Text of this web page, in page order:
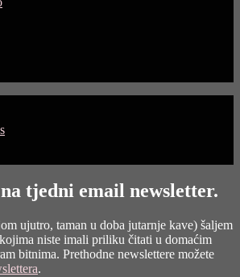
na tjedni email newsletter.
ujutro, taman u doba jutarnje kave) šaljem
niste imali priliku čitati u domaćim
bitnima. Prethodne newslettere možete
.